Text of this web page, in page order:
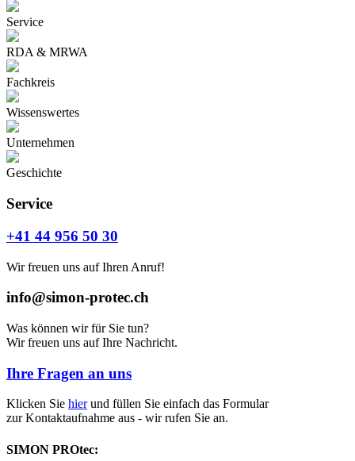
Service
RDA & MRWA
Fachkreis
Wissenswertes
Unternehmen
Geschichte
Service
+41 44 956 50 30
Wir freuen uns auf Ihren Anruf!
info@simon-protec.ch
Was können wir für Sie tun?
Wir freuen uns auf Ihre Nachricht.
Ihre Fragen an uns
Klicken Sie hierund füllen Sie einfach das Formular
zur Kontaktaufnahme aus - wir rufen Sie an.
SIMON PROtec: